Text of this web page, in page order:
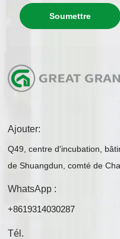
Soumettre
Ajouter:
Q49, centre d'incubation,
de Shuangdun, comté de
WhatsApp :
+8619314030287
Tél.